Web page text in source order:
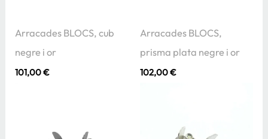
Arracades BLOCS, cub
negre i or
101,00€
Arracades BLOCS,
prisma plata negre i or
102,00€